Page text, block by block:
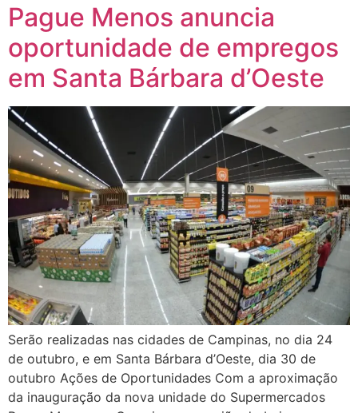
Pague Menos anuncia
oportunidade de empregos
em Santa Bárbara d’Oeste
Serão realizadas nas cidades de Campinas, no dia 24
de outubro, e em Santa Bárbara d’Oeste, dia 30 de
outubro Ações de Oportunidades Com a aproximação
da inauguração da nova unidade do Supermercados